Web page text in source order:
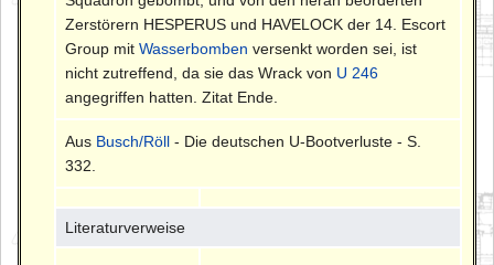
Zerstörern HESPERUS und HAVELOCK der 14. Escort
Group mitWasserbomben versenkt worden sei, ist
nicht zutreffend, da sie das Wrack von U 246
angegriffen hatten. Zitat Ende.
Aus Busch/Röll - Die deutschen U-Bootverluste - S.
332.
Literaturverweise